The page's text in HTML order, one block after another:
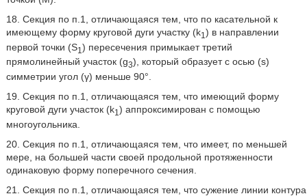
18. Секция по п.1, отличающаяся тем, что по касательной к
имеющему форму круговой дуги участку (k1 ) в направлении
первой точки (S1 ) пересечения примыкает третий
прямолинейный участок (g3), который образует с осью (s)
симметрии угол (γ) меньше 90°.
19. Секция по п.1, отличающаяся тем, что имеющий форму
круговой дуги участок (k1 ) аппроксимирован с помощью
многоугольника.
20. Секция по п.1, отличающаяся тем, что имеет, по меньшей
мере, на большей части своей продольной протяженности
одинаковую форму поперечного сечения.
21. Секция по п.1, отличающаяся тем, что сужение линии контура